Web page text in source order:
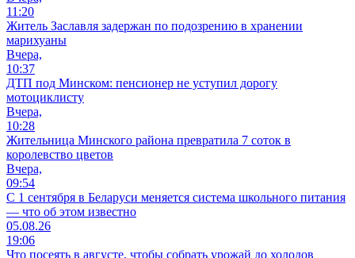
11:20
Житель Заславля задержан по подозрению в хранении
марихуаны
Вчера,
10:37
ДТП под Минском: пенсионер не уступил дорогу
мотоциклисту
Вчера,
10:28
Жительница Минского района превратила 7 соток в
королевство цветов
Вчера,
09:54
С 1 сентября в Беларуси меняется система школьного питания
— что об этом известно
05.08.26
19:06
Что посеять в августе, чтобы собрать урожай до холодов